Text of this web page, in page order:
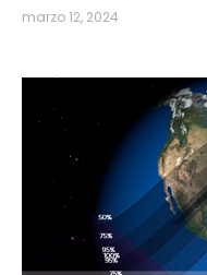
marzo 12, 2024